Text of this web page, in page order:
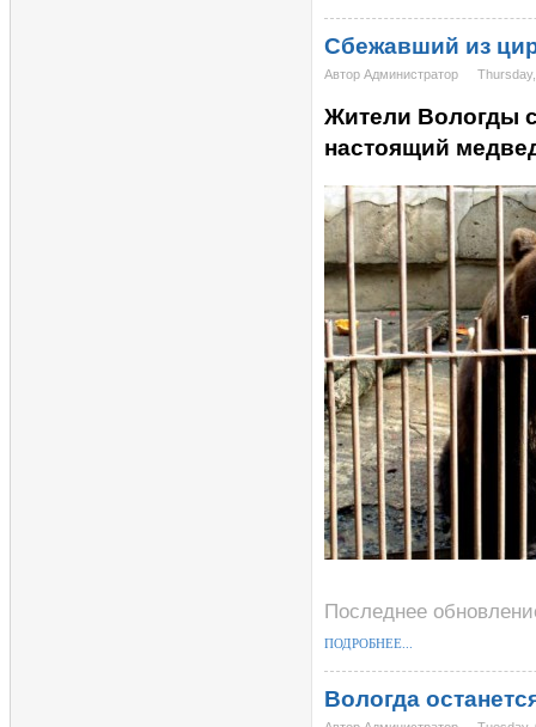
Сбежавший из
Автор Администратор
Жители Вологды
настоящий
Последнее
ПОДРОБНЕЕ...
Вологда